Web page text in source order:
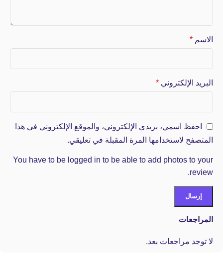
المراجعات
لا توجد مراجعات بعد.
الاسم *
البريد الإلكتروني *
احفظ اسمي، بريدي الإلكتروني، والموقع الإلكتروني في هذا
المتصفح لاستخدامها المرة المقبلة في تعليقي.
You have to be logged in to be able to add photos to your
review.